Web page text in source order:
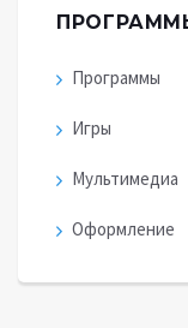
Программы
Игры
Мультимедиа
Оформление